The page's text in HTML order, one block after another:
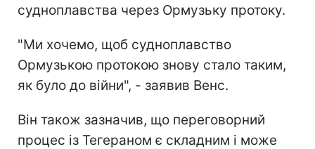
судноплавства через Ормузьку протоку.
"Ми хочемо, щоб судноплавство
Ормузькою протокою знову стало таким,
як було до війни", - заявив Венс.
Він також зазначив, що переговорний
процес із Тегераном є складним і може